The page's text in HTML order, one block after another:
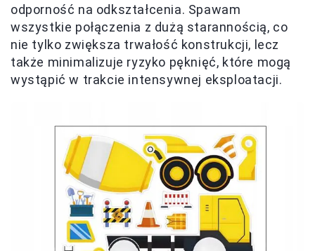
odporność na odkształcenia. Spawam
wszystkie połączenia z dużą starannością, co
nie tylko zwiększa trwałość konstrukcji, lecz
także minimalizuje ryzyko pęknięć, które mogą
wystąpić w trakcie intensywnej eksploatacji.